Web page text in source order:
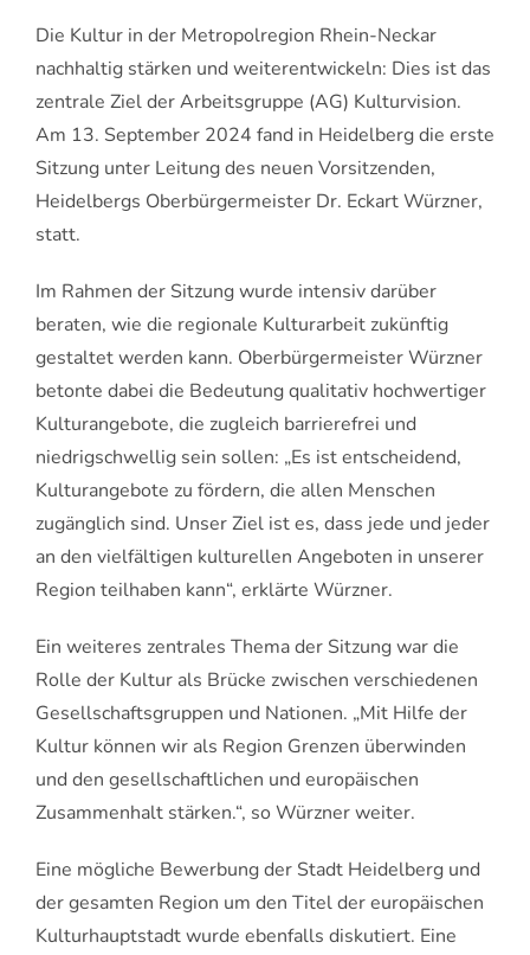
Die Kultur in der Metropolregion Rhein-Neckar
nachhaltig stärken und weiterentwickeln: Dies ist das
zentrale Ziel der Arbeitsgruppe (AG) Kulturvision.
Am 13. September 2024 fand in Heidelberg die erste
Sitzung unter Leitung des neuen Vorsitzenden,
Heidelbergs Oberbürgermeister Dr. Eckart Würzner,
statt.
Im Rahmen der Sitzung wurde intensiv darüber
beraten, wie die regionale Kulturarbeit zukünftig
gestaltet werden kann. Oberbürgermeister Würzner
betonte dabei die Bedeutung qualitativ hochwertiger
Kulturangebote, die zugleich barrierefrei und
niedrigschwellig sein sollen: „Es ist entscheidend,
Kulturangebote zu fördern, die allen Menschen
zugänglich sind. Unser Ziel ist es, dass jede und jeder
an den vielfältigen kulturellen Angeboten in unserer
Region teilhaben kann“, erklärte Würzner.
Ein weiteres zentrales Thema der Sitzung war die
Rolle der Kultur als Brücke zwischen verschiedenen
Gesellschaftsgruppen und Nationen. „Mit Hilfe der
Kultur können wir als Region Grenzen überwinden
und den gesellschaftlichen und europäischen
Zusammenhalt stärken.“, so Würzner weiter.
Eine mögliche Bewerbung der Stadt Heidelberg und
der gesamten Region um den Titel der europäischen
Kulturhauptstadt wurde ebenfalls diskutiert. Eine